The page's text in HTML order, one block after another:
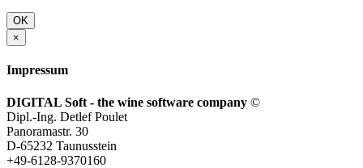
OK
×
Impressum
DIGITAL Soft - the wine software company ©
Dipl.-Ing. Detlef Poulet
Panoramastr. 30
D-65232 Taunusstein
+49-6128-9370160